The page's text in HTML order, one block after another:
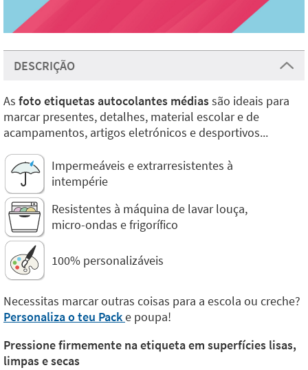
DESCRIÇÃO
As foto etiquetas autocolantes médiassão ideais para
marcar presentes, detalhes, material escolar e de
acampamentos, artigos eletrónicos e desportivos...
Impermeáveis e extrarresistentes à
intempérie
Resistentes à máquina de lavar louça,
micro-ondas e frigorífico
100% personalizáveis
Necessitas marcar outras coisas para a escola ou creche?
Personaliza o teu Packe poupa!
Pressione firmemente na etiqueta em superfícies lisas,
limpas e secas